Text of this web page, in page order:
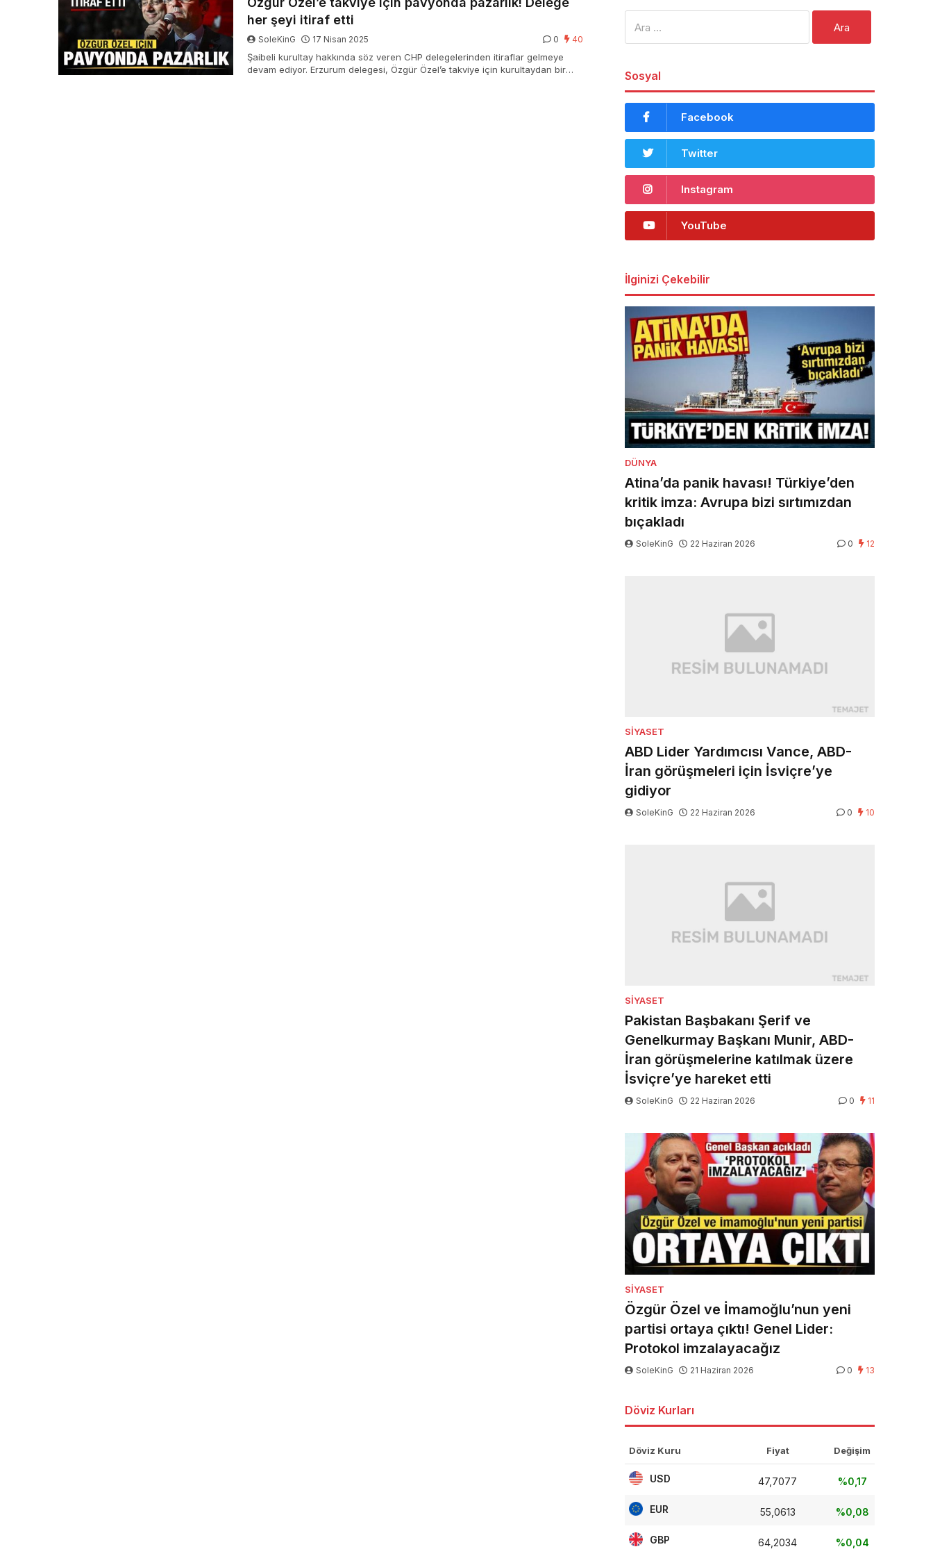
her şeyi itiraf etti
SoleKinG 17 Nisan 2025 0 40
Şaibeli kurultay hakkında söz veren CHP delegelerinden itiraflar gelmeye
devam ediyor. Erzurum delegesi, Özgür Özel’e takviye için kurultaydan bir
Sosyal
Facebook
Twitter
Instagram
YouTube
İlginizi Çekebilir
DÜNYA
Atina’da panik havası! Türkiye’den
kritik imza: Avrupa bizi sırtımızdan
bıçakladı
SoleKinG 22 Haziran 2026 0 12
SIYASET
ABD Lider Yardımcısı Vance, ABD-
İran görüşmeleri için İsviçre’ye
gidiyor
SoleKinG 22 Haziran 2026 0 10
SIYASET
Pakistan Başbakanı Şerif ve
Genelkurmay Başkanı Munir, ABD-
İran görüşmelerine katılmak üzere
İsviçre’ye hareket etti
SoleKinG 22 Haziran 2026 0 11
SIYASET
Özgür Özel ve İmamoğlu’nun yeni
partisi ortaya çıktı! Genel Lider:
Protokol imzalayacağız
SoleKinG 21 Haziran 2026 0 13
Döviz Kurları
Döviz Kuru Fiyat Değişim
USD 47,7077 %0,17
EUR 55,0613 %0,08
GBP 64,2034 %0,04